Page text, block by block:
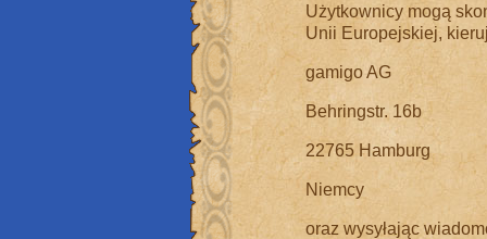
Użytkownicy mogą
Unii Europejskiej,
gamigo AG
Behringstr. 16b
22765 Hamburg
Niemcy
oraz wysyłając